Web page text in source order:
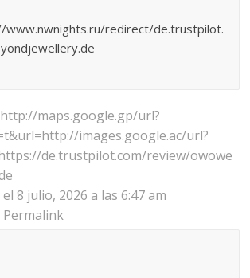
www.nwnights.ru/redirect/de.trustpilot.
http://maps.google.gp/url?
images.google.ac/url?
de.trustpilot.com/review/owowe
el 8 julio, 2026 a las 6:47 am
Permalink